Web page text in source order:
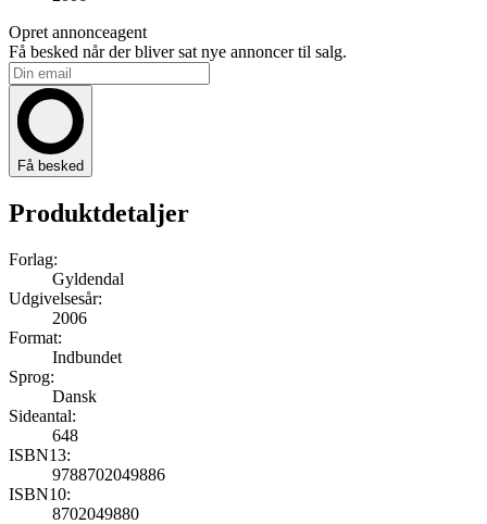
Opret annonceagent
Få besked når der bliver sat nye annoncer til salg.
Få besked
Produktdetaljer
Forlag:
Gyldendal
Udgivelsesår:
2006
Format:
Indbundet
Sprog:
Dansk
Sideantal:
648
ISBN13:
9788702049886
ISBN10:
8702049880